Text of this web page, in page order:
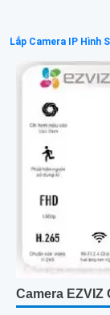
Lắp Camera IP Hình
Camera EZVIZ